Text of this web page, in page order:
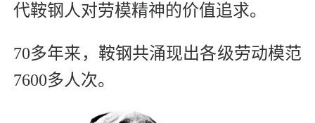
代鞍钢人对劳模精神的价值追求。
70多年来，鞍钢共涌现出各级劳动模范
7600多人次。